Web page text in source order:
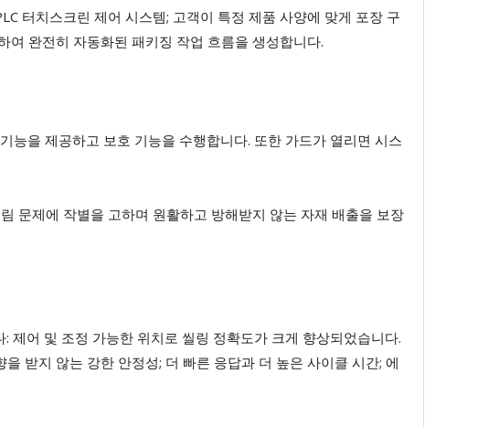
터치스크린 제어 시스템; 고객이 특정 제품 사양에 맞게 포장 구
완전히 자동화된 패키징 작업 흐름을 생성합니다.
능을 제공하고 보호 기능을 수행합니다. 또한 가드가 열리면 시스
문제에 작별을 고하며 원활하고 방해받지 않는 자재 배출을 보장
제어 및 조정 가능한 위치로 씰링 정확도가 크게 향상되었습니다.
받지 않는 강한 안정성; 더 빠른 응답과 더 높은 사이클 시간; 에